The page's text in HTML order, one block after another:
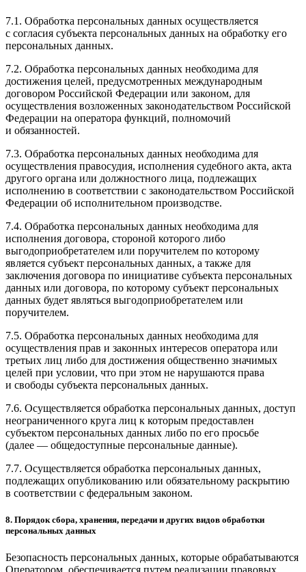
7.1. Обработка персональных данных осуществляется
с согласия субъекта персональных данных на обработку его
персональных данных.
7.2. Обработка персональных данных необходима для
достижения целей, предусмотренных международным
договором Российской Федерации или законом, для
осуществления возложенных законодательством Российской
Федерации на оператора функций, полномочий
и обязанностей.
7.3. Обработка персональных данных необходима для
осуществления правосудия, исполнения судебного акта, акта
другого органа или должностного лица, подлежащих
исполнению в соответствии с законодательством Российской
Федерации об исполнительном производстве.
7.4. Обработка персональных данных необходима для
исполнения договора, стороной которого либо
выгодоприобретателем или поручителем по которому
является субъект персональных данных, а также для
заключения договора по инициативе субъекта персональных
данных или договора, по которому субъект персональных
данных будет являться выгодоприобретателем или
поручителем.
7.5. Обработка персональных данных необходима для
осуществления прав и законных интересов оператора или
третьих лиц либо для достижения общественно значимых
целей при условии, что при этом не нарушаются права
и свободы субъекта персональных данных.
7.6. Осуществляется обработка персональных данных, доступ
неограниченного круга лиц к которым предоставлен
субъектом персональных данных либо по его просьбе
(далее — общедоступные персональные данные).
7.7. Осуществляется обработка персональных данных,
подлежащих опубликованию или обязательному раскрытию
в соответствии с федеральным законом.
8. Порядок сбора, хранения, передачи и других видов обработки
персональных данных
Безопасность персональных данных, которые обрабатываются